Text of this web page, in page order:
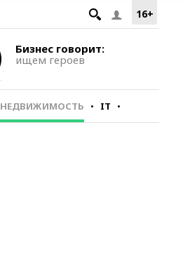
16+
Бизнес говорит:
ищем героев
НЕДВИЖИМОСТЬ IT